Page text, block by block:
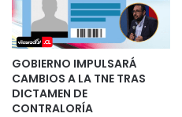
GOBIERNO IMPULSARÁ
CAMBIOS A LA TNE TRAS
DICTAMEN DE
CONTRALORÍA